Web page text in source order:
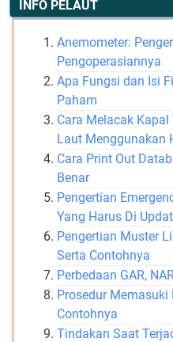
INFO PELAUT
Anemometer:
Pengoperasiannya
Apa Fungsi dan Isi
Paham
Cara Melacak Kapal
Laut Menggunakan
Cara Print Out
Benar
Pengertian
Yang Harus Di
Pengertian Muster
Serta Contohnya
Perbedaan GAR,
Prosedur Memasuki
Contohnya
Tindakan Saat